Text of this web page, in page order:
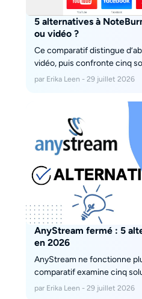
5 alternatives à
ou vidéo ?
Ce comparatif distingue
vidéo, puis confronte cinq
formats, leur essai et leur
téléchargement vidéo
par Erika Leen - 29 juillet 2026
AnyStream fermé : 5
en 2026
AnyStream ne fonctionne
comparatif examine cinq
méthode, la qualité
par Erika Leen - 29 juillet 2026